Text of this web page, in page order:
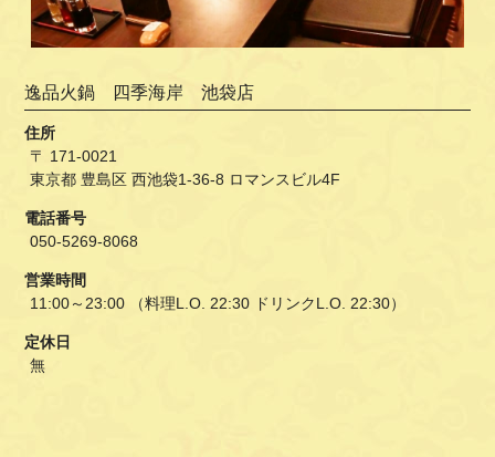
逸品火鍋 四季海岸 池袋店
住所
〒 171-0021
東京都 豊島区 西池袋1-36-8 ロマンスビル4F
電話番号
050-5269-8068
営業時間
11:00～23:00 （料理L.O. 22:30 ドリンクL.O. 22:30）
定休日
無